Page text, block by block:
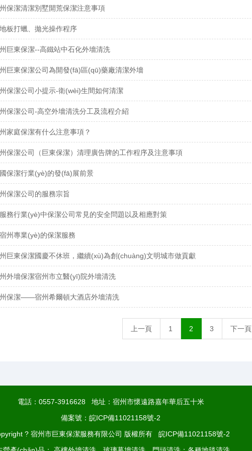
保潔清潔別墅開荒保潔注意事項
板打蠟、拋光操作程序
巨東保潔--高鐵站中石化外墻清洗
巨東保潔公司為開發(fā)區(qū)藥廠清潔外墻
保潔公司小提示-衛(wèi)生間如何清潔
保潔公司-高空外墻清洗分工及流程介紹
家庭保潔有什么注意事項？
保潔公司（巨東保潔）清理廣告牌的工作程序及注意事項
保潔行業(yè)的發(fā)展前景
保潔公司的服務宗旨
務行業(yè)中保潔公司常見的安全問題以及相應對策
州專業(yè)的保潔服務
巨東保潔國慶不休班，繼續(xù)為創(chuàng)文明城市做貢獻
外墻保潔宿州市立醫(yī)院外墻清洗
保潔——宿州希爾頓大酒店外墻清洗
上一頁 1 2 3 下一頁
電話： 0557-3916628
地址：宿州市懷遠路嘉年華后五十米
備案號： 皖ICP備11021158號-2
? 宿州市巨東保潔服務有限公司 版權所有
皖ICP備11021158號-2